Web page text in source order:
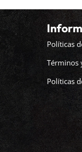
Políticas
Términos
Políticas